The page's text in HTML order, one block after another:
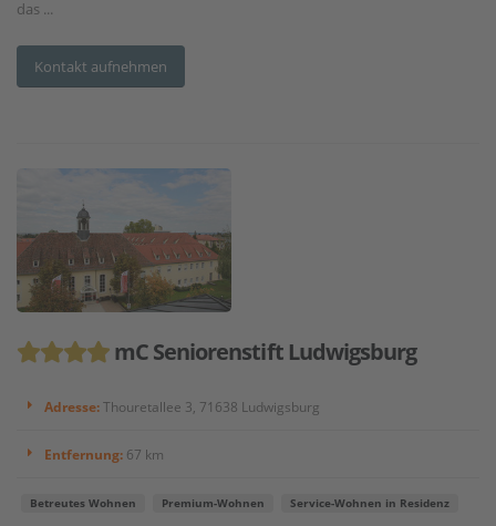
das ...
Kontakt aufnehmen
mC Seniorenstift Ludwigsburg
Adresse:Thouretallee 3, 71638 Ludwigsburg
Entfernung: 67 km
Betreutes Wohnen Premium-Wohnen Service-Wohnen in Residenz